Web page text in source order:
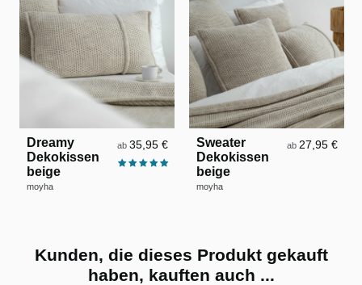
Dreamy
Dekokissen
beige
moyha
ab 35,95 €
Sweater
Dekokissen
beige
moyha
ab 27,95 €
Kunden, die dieses Produkt gekauft
haben, kauften auch ...